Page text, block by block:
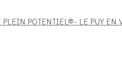
PLEIN POTENTIEL®- LE PUY EN